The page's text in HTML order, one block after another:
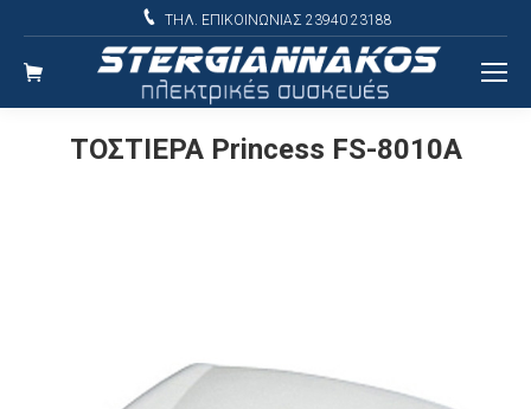
ΤΗΛ. ΕΠΙΚΟΙΝΩΝΙΑΣ 23940 23188
ΤΟΣΤΙΕΡΑ Princess FS-8010A